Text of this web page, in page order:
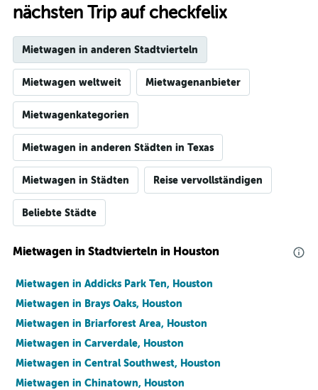
nächsten Trip auf checkfelix
Mietwagen in anderen Stadtvierteln
Mietwagen weltweit Mietwagenanbieter
Mietwagenkategorien
Mietwagen in anderen Städten in Texas
Mietwagen in Städten Reise vervollständigen
Beliebte Städte
Mietwagen in Stadtvierteln in Houston
Mietwagen in Addicks Park Ten, Houston
Mietwagen in Brays Oaks, Houston
Mietwagen in Briarforest Area, Houston
Mietwagen in Carverdale, Houston
Mietwagen in Central Southwest, Houston
Mietwagen in Chinatown, Houston